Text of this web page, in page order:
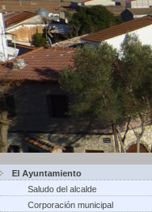
El Ayuntamiento
Saludo del alcalde
Corporación municipal